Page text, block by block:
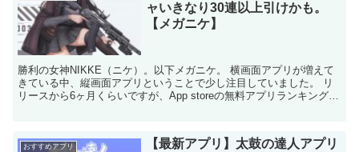
ャいきなり30連以上引けかも。
【メガニケ】
勝利の女神NIKKE（ニケ）。以下メガニケ。 横画面アプリが増えて
きている中、縦画面アプリということで少し注目していました。 リ
リースから6ヶ月くらいですが、App storeの無料アプリランキング上
おすすめアプリ
【最新アプリ】太鼓の達人アプリ